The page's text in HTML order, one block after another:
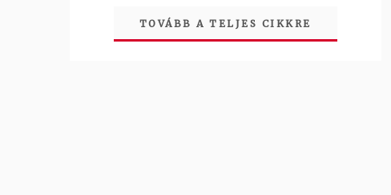
TOVÁBB A TELJES CIKKRE